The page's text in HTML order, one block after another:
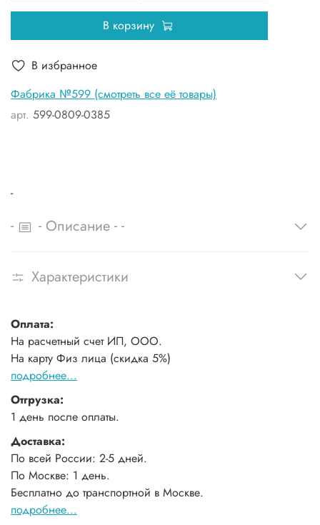
Фабрика №599 (смотреть все её товары)
арт. 599-0809-0385
В корзину
В избранное
-
- - Описание - -
Характеристики
Оплата:
На расчетный счет ИП, ООО.
На карту Физ лица (скидка 5%)
подробнее...
Отгрузка:
1 день после оплаты.
Доставка:
По всей России: 2-5 дней.
По Москве: 1 день.
Бесплатно до транспортной в Москве.
подробнее...